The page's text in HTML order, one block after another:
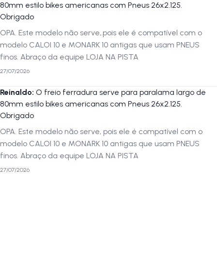
80mm estilo bikes americanas com Pneus 26x2.125.
Obrigado
OPA. Este modelo não serve,.pois ele é compatível com o
modelo CALOI 10 e MONARK 10 antigas que usam PNEUS
finos. Abraço da equipe LOJA NA PISTA
27/07/2026
Reinaldo: O freio ferradura serve para paralama largo de
80mm estilo bikes americanas com Pneus 26x2.125.
Obrigado
OPA. Este modelo não serve, pois ele é compatível com o
modelo CALOI 10 e MONARK 10 antigas que usam PNEUS
finos. Abraço da equipe LOJA NA PISTA
27/07/2026